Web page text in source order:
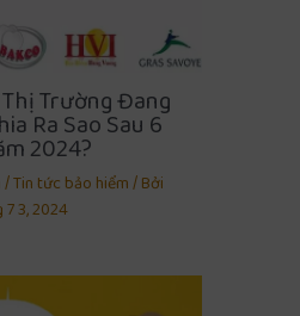
Trường Đang
Ra Sao Sau 6
2024?
/Tin tức bảo hiểm/ Bởi
3, 2024